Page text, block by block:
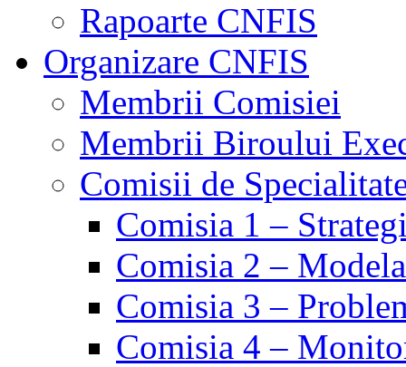
Rapoarte CNFIS
Organizare CNFIS
Membrii Comisiei
Membrii Biroului
Comisii de
Comisia 1 –
Comisia 2 –
Comisia 3 –
Comisia 4 –